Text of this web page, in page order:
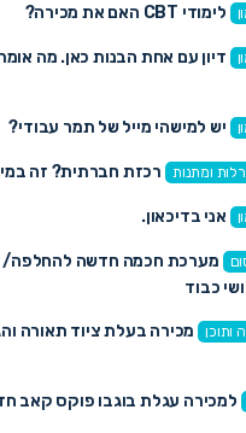
לימודי CBT האם את מכירה?
דיון עם אחת הבנות כאן. מה
יש למישהי מייל של תמר עבודי?
ומתנות רכזת חברתית? זה
אני בדיכאון.
מערכת חכמה חדשה להחלפה/
כבוד
ותוכן
מכירה בעלת ציוד תאורה
למכירה עגלת בוגבו פוקס קאב